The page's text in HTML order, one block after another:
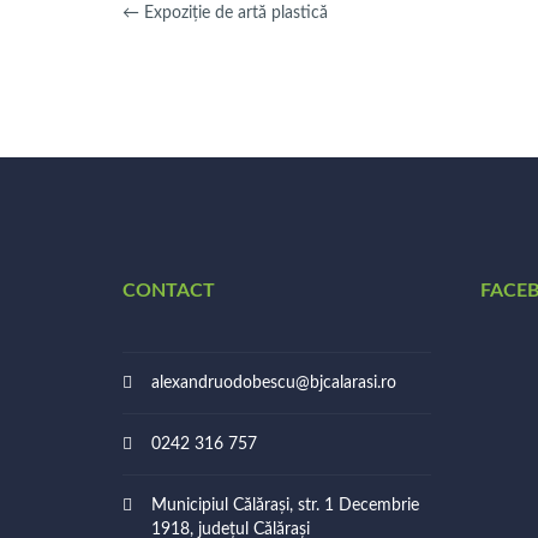
← Expoziție de artă plastică
CONTACT
alexandruodobescu@bjcalarasi.ro
0242 316 757
Municipiul Călărași, str. 1 Decembrie
1918, județul Călărași